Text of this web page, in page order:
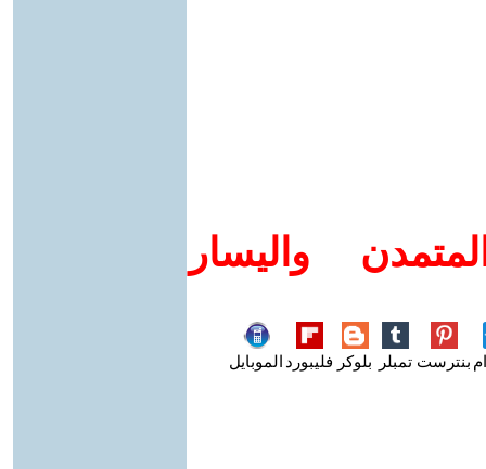
واليسار
بنترست تمبلر بلوكر فليبورد الموبايل